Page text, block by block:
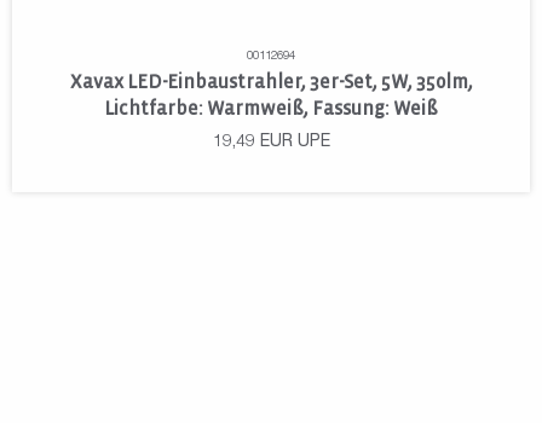
00112694
Xavax LED-Einbaustrahler, 3er-Set, 5W, 350lm,
Lichtfarbe: Warmweiß, Fassung: Weiß
19,49 EUR UPE